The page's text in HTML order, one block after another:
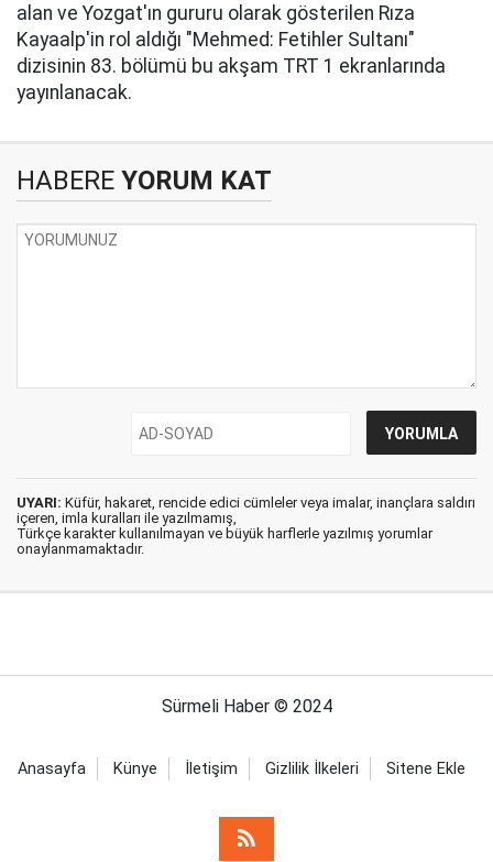
alan ve Yozgat'ın gururu olarak gösterilen Rıza
Kayaalp'in rol aldığı "Mehmed: Fetihler Sultanı"
dizisinin 83. bölümü bu akşam TRT 1 ekranlarında
yayınlanacak.
HABERE YORUM KAT
UYARI: Küfür, hakaret, rencide edici cümleler veya imalar, inançlara saldırı
içeren, imla kuralları ile yazılmamış,
Türkçe karakter kullanılmayan ve büyük harflerle yazılmış yorumlar
onaylanmamaktadır.
Sürmeli Haber © 2024
Anasayfa Künye İletişim Gizlilik İlkeleri Sitene Ekle